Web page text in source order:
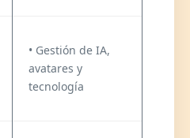
• Gestión de IA,
avatares y
tecnología